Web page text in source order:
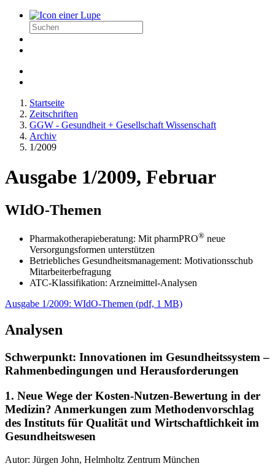
Startseite
Zeitschriften
GGW - Gesundheit + Gesellschaft Wissenschaft
Archiv
1/2009
Ausgabe 1/2009, Februar
WIdO-Themen
Pharmakotherapieberatung: Mit pharmPRO® neue
Versorgungsformen unterstützen
Betriebliches Gesundheitsmanagement: Motivationsschub
Mitarbeiterbefragung
ATC-Klassifikation: Arzneimittel-Analysen
Ausgabe 1/2009: WIdO-Themen (pdf, 1 MB)
Analysen
Schwerpunkt: Innovationen im Gesundheitssystem –
Rahmenbedingungen und Herausforderungen
1. Neue Wege der Kosten-Nutzen-Bewertung in der
Medizin? Anmerkungen zum Methodenvorschlag
des Instituts für Qualität und Wirtschaftlichkeit im
Gesundheitswesen
Autor: Jürgen John, Helmholtz Zentrum München